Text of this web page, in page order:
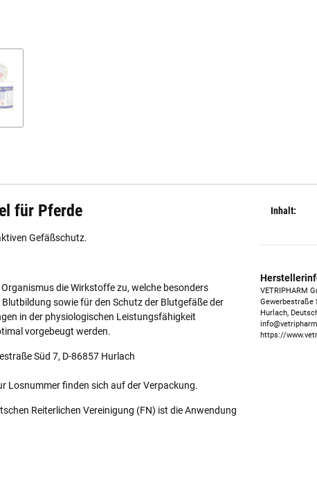
für Pferde
Gefäßschutz.
die Wirkstoffe zu, welche besonders
sowie für den Schutz der Blutgefäße der
in der physiologischen Leistungsfähigkeit
vorgebeugt werden.
Süd 7, D-86857 Hurlach
Losnummer finden sich auf der Verpackung.
Reiterlichen Vereinigung (FN) ist die Anwendung
Inhalt:
VETRIPHARM
Gewerbestraße
Hurlach,
https://